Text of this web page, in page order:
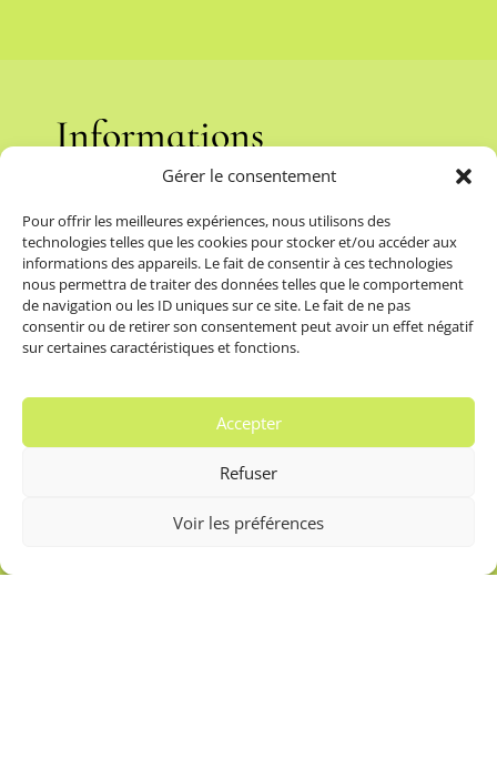
Gérer le consentement
Pour offrir les meilleures expériences, nous utilisons des
technologies telles que les cookies pour stocker et/ou accéder aux
informations des appareils. Le fait de consentir à ces technologies
nous permettra de traiter des données telles que le comportement
de navigation ou les ID uniques sur ce site. Le fait de ne pas
consentir ou de retirer son consentement peut avoir un effet négatif
sur certaines caractéristiques et fonctions.
Accepter
Refuser
Voir les préférences
Informations
5 Politique de confidentialité
5 Médiation de la Consommation
5 CGV – Vente en ligne
5
Moyens de paiement disponibles